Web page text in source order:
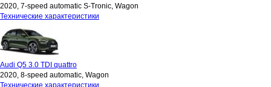
2020, 7-speed automatic S-Tronic, Wagon
Технические характеристики
Audi Q5 3.0 TDI quattro
2020, 8-speed automatic, Wagon
Технические характеристики